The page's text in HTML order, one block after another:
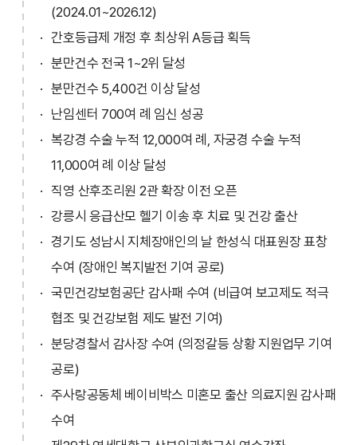
(2024.01~2026.12)
간호등급제 개정 후 최상위 A등급 획득
분만건수 전국 1~2위 달성
분만건수 5,400건 이상 달성
난임센터 700여 례 임신 성공
복강경 수술 누적 12,000여 례, 자궁경 수술 누적
11,000여 례 이상 달성
직영 산후조리원 2관 확장 이전 오픈
강릉시 응급산모 헬기 이송 후 치료 및 건강 출산
경기도 성남시 지체장애인의 날 한성식 대표원장 표창
수여 (장애인 복지발전 기여 공로)
국민건강보험공단 감사패 수여 (비급여 보고제도 적극
협조 및 건강보험 제도 발전 기여)
분당경찰서 감사장 수여 (의정갈등 상황 지원업무 기여
공로)
주사랑공동체 베이비박스 미혼모 출산 의료지원 감사패
수여